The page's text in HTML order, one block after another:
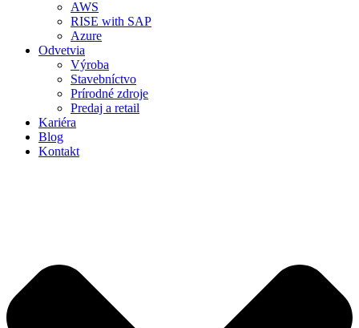
AWS
RISE with SAP
Azure
Odvetvia
Výroba
Stavebníctvo
Prírodné zdroje
Predaj a retail
Kariéra
Blog
Kontakt